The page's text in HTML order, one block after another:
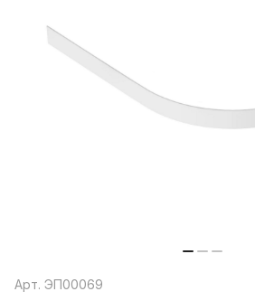
Арт. ЭП00069